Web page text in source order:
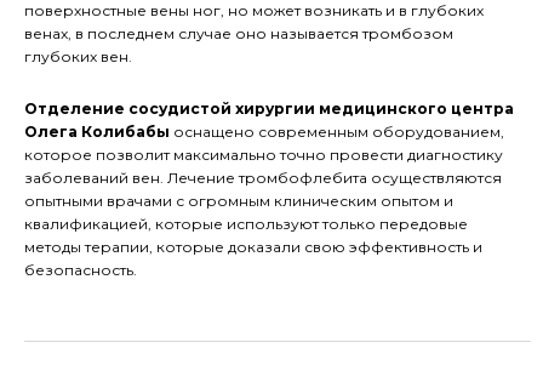
поверхностные вены ног, но может возникать и в глубоких
венах, в последнем случае оно называется тромбозом
глубоких вен.
Отделение сосудистой хирургии медицинского центра
Олега Колибабы оснащено современным оборудованием,
которое позволит максимально точно провести диагностику
заболеваний вен. Лечение тромбофлебита осуществляются
опытными врачами с огромным клиническим опытом и
квалификацией, которые используют только передовые
методы терапии, которые доказали свою эффективность и
безопасность.